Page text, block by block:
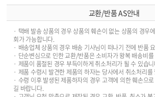
교환/반품 AS안내
· 택배 발송 상품의 경우 상품의 훼손이 없는 상품의 경우
회가 가능합니다.
· 배송업체 상품의 경우 배송 기사님이 떠나기 전에 반품
· 단순변심으로 인한 교환/반품은 소비자가 왕복 배송비
· 제품이 품절된 경우 부득이하게 취소처리가 될 수 있습
· 제품 수령시 발견한 제품의 하자는 당사에서 취소처리를
· 수령 이후 발생된 제품하자의 경우 고객에 의한 훼손으
길 바랍니다.